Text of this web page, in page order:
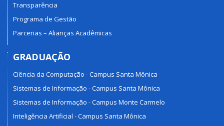
Transparência
Programa de Gestão
Parcerias – Alianças Acadêmicas
GRADUAÇÃO
Ciência da Computação - Campus Santa Mônica
Sistemas de Informação - Campus Santa Mônica
Sistemas de Informação - Campus Monte Carmelo
Inteligência Artificial - Campus Santa Mônica